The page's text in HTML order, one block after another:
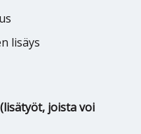
lisäys
joista voi